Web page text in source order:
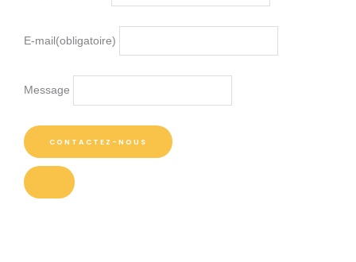
E-mail (obligatoire)
Message
CONTACTEZ-NOUS